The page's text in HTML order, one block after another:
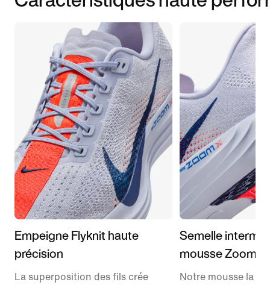
Empeigne Flyknit haute
précision
La superposition des fils crée
Semelle
mousse ZoomX
Notre mousse la